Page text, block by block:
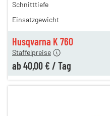
Husqvarna K 760
50,00 €
45,00 €
Staffelpreise
ab 40,00 € / Tag
Schnitttiefe
Einsatzgewicht